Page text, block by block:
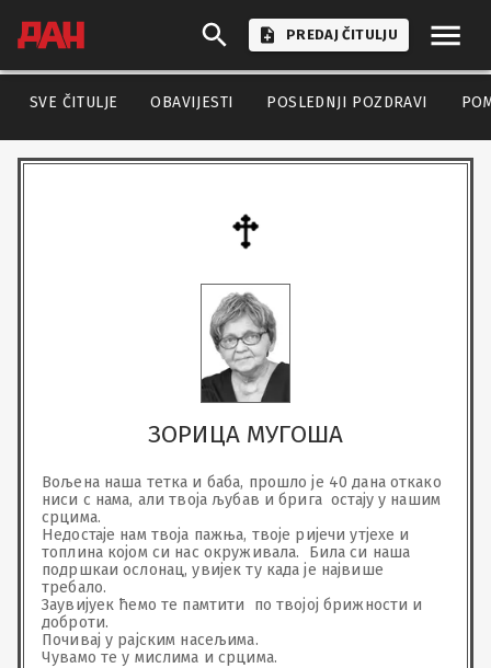
PREDAJ ČITULJU
SVE ČITULJE OBAVIJESTI POSLEDNJI POZDRAVI
ЗОРИЦА МУГОША
Вољена наша тетка и баба, прошло је 40 дана откако
ниси с нама, али твоја љубав и брига  остају у нашим
срцима.
Недостаје нам твоја пажња, твоје ријечи утјехе и
топлина којом си нас окруживала.  Била си наша
подршкаи ослонац, увијек ту када је највише
требало.
Заувијуек ћемо те памтити  по твојој брижности и
доброти.
Почивај у рајским насељима.
Чувамо те у мислима и срцима.